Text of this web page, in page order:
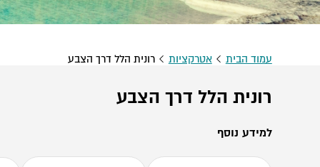
עמוד הבית אטרקציות רונית הלל דרך הצבע
רונית הלל דרך הצבע
למידע נוסף